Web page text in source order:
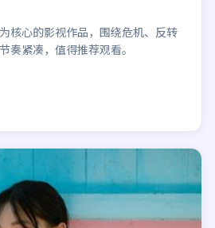
核心的影视作品，围绕危机、反转
奏紧凑，值得推荐观看。